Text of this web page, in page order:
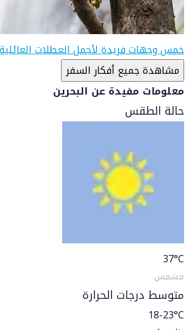
خمس وجهات فريدة لأجمل العطلات العائلية
مشاهدة جميع أفكار السفر
معلومات مفيدة عن البحرين
حالة الطقس
37°C
مشمس
متوسط درجات الحرارة
18-23°C